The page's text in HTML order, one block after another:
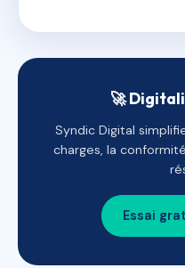
🚀
Syndic Digital
charges, la
Essai